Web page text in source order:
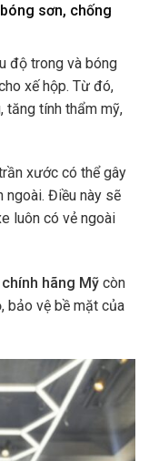
sơn, chống
độ trong và bóng
xế hộp. Từ đó,
tăng tính thẩm mỹ,
xước có thể gây
ngoài. Điều này sẽ
luôn có vẻ ngoài
hãng Mỹ còn
bảo vệ bề mặt của